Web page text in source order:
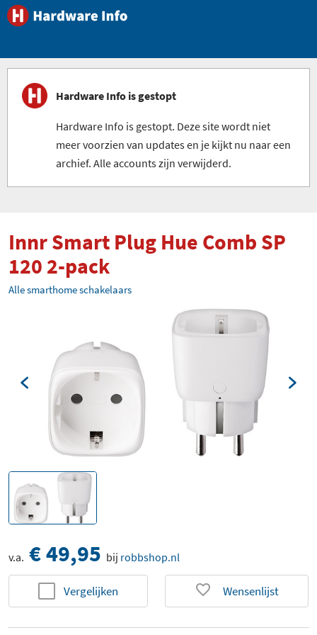
Hardware Info is gestopt
Hardware Info is gestopt. Deze site wordt niet
meer voorzien van updates en je kijkt nu naar een
archief. Alle accounts zijn verwijderd.
Innr Smart Plug Hue Comb SP
120 2-pack
Alle smarthome schakelaars
v.a. € 49,95 bij robbshop.nl
Vergelijken Wensenlijst